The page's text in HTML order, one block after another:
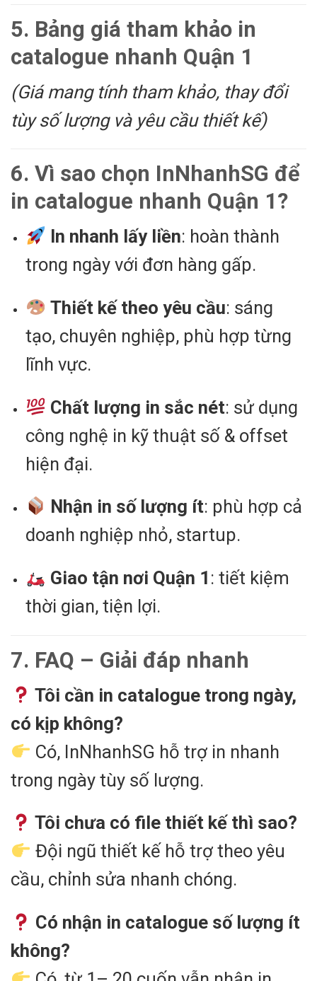
5. Bảng giá tham khảo in
catalogue nhanh Quận 1
(Giá mang tính tham khảo, thay đổi
tùy số lượng và yêu cầu thiết kế)
6. Vì sao chọn InNhanhSG để
in catalogue nhanh Quận 1?
In nhanh lấy liền: hoàn thành
trong ngày với đơn hàng gấp.
Thiết kế theo yêu cầu: sáng
tạo, chuyên nghiệp, phù hợp từng
lĩnh vực.
Chất lượng in sắc nét: sử dụng
công nghệ in kỹ thuật số & offset
hiện đại.
Nhận in số lượng ít: phù hợp cả
doanh nghiệp nhỏ, startup.
Giao tận nơi Quận 1 : tiết kiệm
thời gian, tiện lợi.
7. FAQ – Giải đáp nhanh
Tôi cần in catalogue trong ngày,
có kịp không?
Có, InNhanhSG hỗ trợ in nhanh
trong ngày tùy số lượng.
Tôi chưa có file thiết kế thì sao?
Đội ngũ thiết kế hỗ trợ theo yêu
cầu, chỉnh sửa nhanh chóng.
Có nhận in catalogue số lượng ít
không?